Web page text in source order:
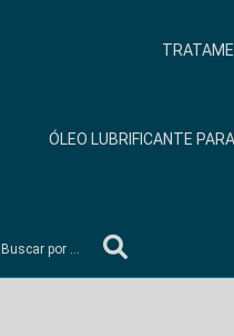
ÓLEO LUBRIFICANTE